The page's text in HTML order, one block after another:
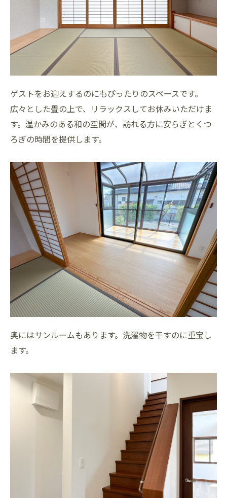
ゲストをお迎えするのにもぴったりのスペースです。
広々とした畳の上で、リラックスしてお休みいただけま
す。温かみのある和の空間が、訪れる方に安らぎとくつ
ろぎの時間を提供します。
奥にはサンルームもあります。洗濯物を干すのに重宝し
ます。